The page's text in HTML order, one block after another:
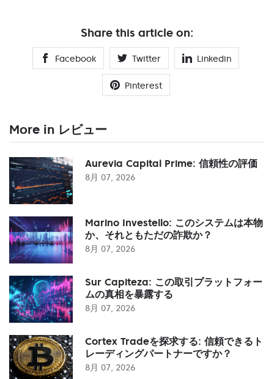
Share this article on:
Facebook Twitter Linkedin
Pinterest
More in レビュー
Aurevia Capital Prime: 信頼性の評価
8月 07, 2026
Marino Investello: このシステムは本物
か、それともただの詐欺か？
8月 07, 2026
Sur Capiteza: この取引プラットフォー
ムの真相を暴露する
8月 07, 2026
Cortex Tradeを探求する: 信頼できるト
レーディングパートナーですか？
8月 07, 2026